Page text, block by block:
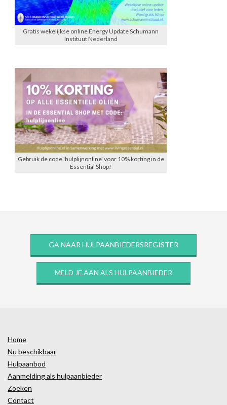
Gratis wekelijkse online Energy Update Schumann
Instituut Nederland
Gebruik de code 'hulplijnonline' voor 10% korting in de
Essential Shop!
GA NAAR HULPAANBIEDERSREGISTER
MELD JE AAN ALS HULPAANBIEDER
Home
Nu beschikbaar
Hulpaanbod
Aanmelding als hulpaanbieder
Zoeken
Contact